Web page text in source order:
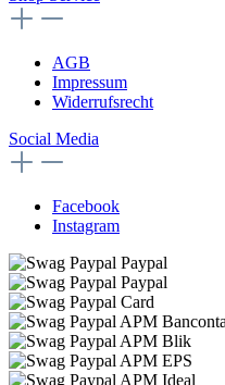
AGB
Impressum
Widerrufsrecht
Social Media
Facebook
Instagram